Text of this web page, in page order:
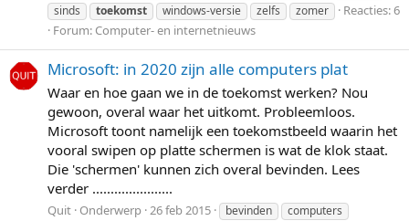
sinds
toekomst windows-versie zelfs zomer
Reacties: 6
Forum: Computer- en internetnieuws
Microsoft: in 2020 zijn alle computers plat
Waar en hoe gaan we in de toekomst werken? Nou
gewoon, overal waar het uitkomt. Probleemloos.
Microsoft toont namelijk een toekomstbeeld waarin het
vooral swipen op platte schermen is wat de klok staat.
Die 'schermen' kunnen zich overal bevinden. Lees
verder ......................
Quit Onderwerp 26 feb 2015 bevinden
computers